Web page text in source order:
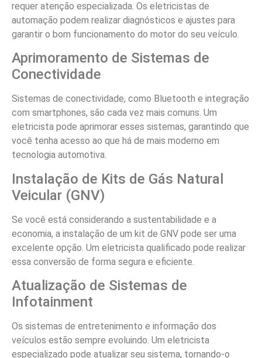
requer atenção especializada. Os eletricistas de
automação podem realizar diagnósticos e ajustes para
garantir o bom funcionamento do motor do seu veículo.
Aprimoramento de Sistemas de
Conectividade
Sistemas de conectividade, como Bluetooth e integração
com smartphones, são cada vez mais comuns. Um
eletricista pode aprimorar esses sistemas, garantindo que
você tenha acesso ao que há de mais moderno em
tecnologia automotiva.
Instalação de Kits de Gás Natural
Veicular (GNV)
Se você está considerando a sustentabilidade e a
economia, a instalação de um kit de GNV pode ser uma
excelente opção. Um eletricista qualificado pode realizar
essa conversão de forma segura e eficiente.
Atualização de Sistemas de
Infotainment
Os sistemas de entretenimento e informação dos
veículos estão sempre evoluindo. Um eletricista
especializado pode atualizar seu sistema, tornando-o